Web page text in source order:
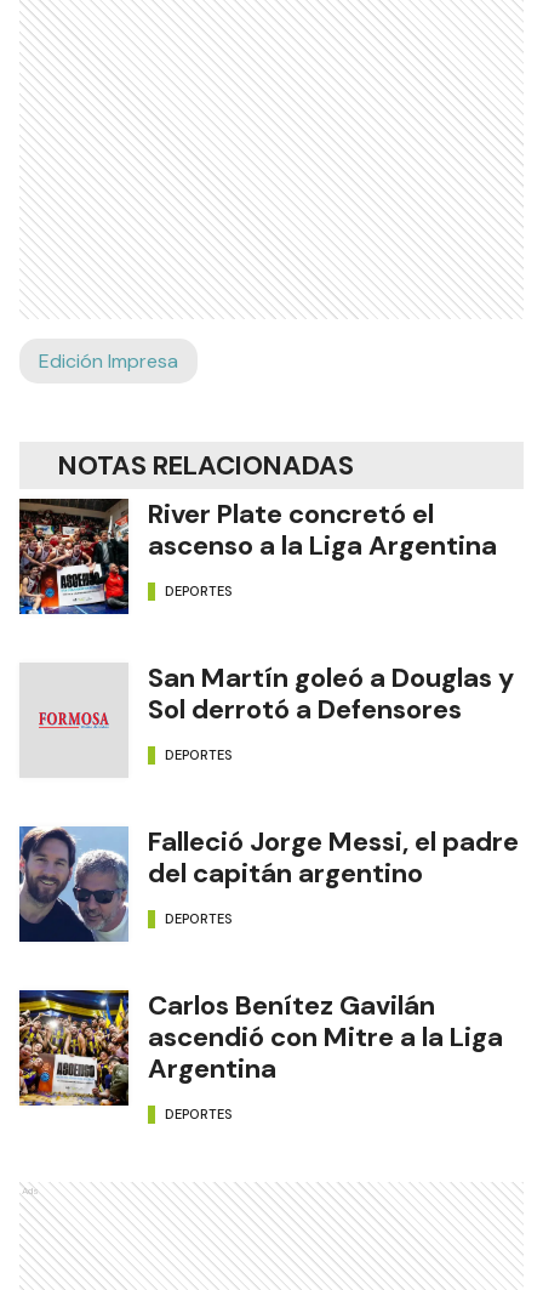
Edición Impresa
NOTAS RELACIONADAS
River Plate concretó el
ascenso a la Liga Argentina
DEPORTES
San Martín goleó a Douglas y
Sol derrotó a Defensores
DEPORTES
Falleció Jorge Messi, el padre
del capitán argentino
DEPORTES
Carlos Benítez Gavilán
ascendió con Mitre a la Liga
Argentina
DEPORTES
Ads